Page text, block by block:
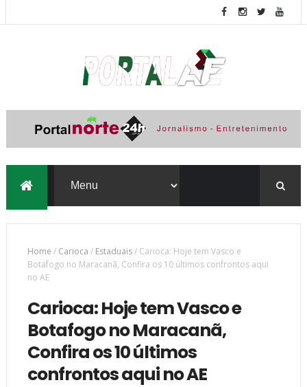
Home / Carioca / Estaduais/ Carioca: Hoje tem Vasco e
Botafogo no Maracanã, Confira os 10 últimos confrontos aqui
no AE
Carioca: Hoje tem Vasco e
Botafogo no Maracanã,
Confira os 10 últimos
confrontos aqui no AE